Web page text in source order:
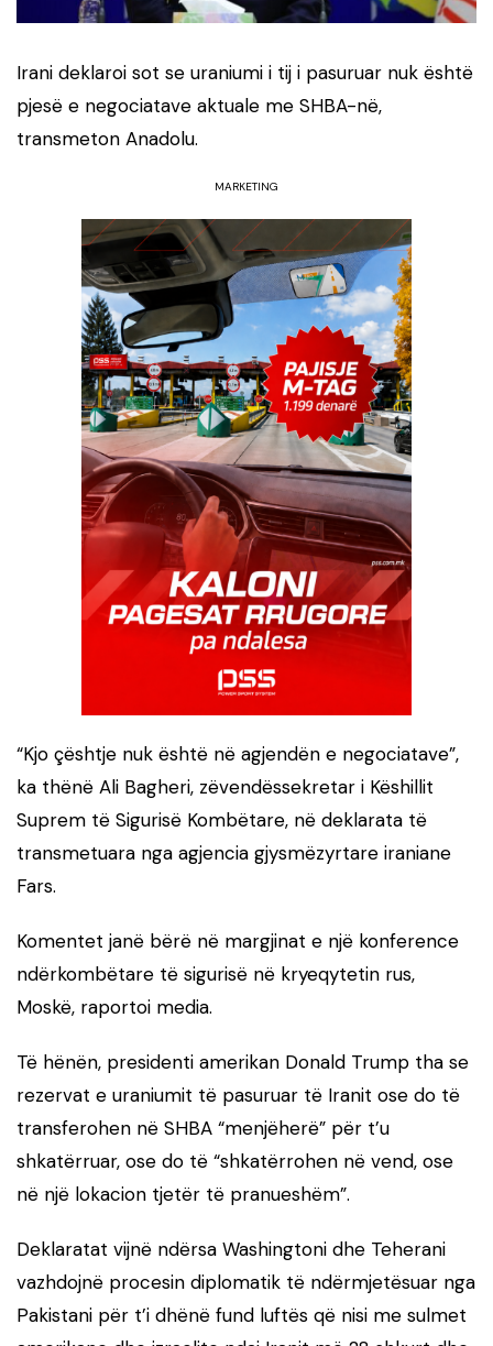
Irani deklaroi sot se uraniumi i tij i pasuruar nuk është
pjesë e negociatave aktuale me SHBA-në,
transmeton Anadolu.
MARKETING
“Kjo çështje nuk është në agjendën e negociatave”,
ka thënë Ali Bagheri, zëvendëssekretar i Këshillit
Suprem të Sigurisë Kombëtare, në deklarata të
transmetuara nga agjencia gjysmëzyrtare iraniane
Fars.
Komentet janë bërë në margjinat e një konference
ndërkombëtare të sigurisë në kryeqytetin rus,
Moskë, raportoi media.
Të hënën, presidenti amerikan Donald Trump tha se
rezervat e uraniumit të pasuruar të Iranit ose do të
transferohen në SHBA “menjëherë” për t’u
shkatërruar, ose do të “shkatërrohen në vend, ose
në një lokacion tjetër të pranueshëm”.
Deklaratat vijnë ndërsa Washingtoni dhe Teherani
vazhdojnë procesin diplomatik të ndërmjetësuar nga
Pakistani për t’i dhënë fund luftës që nisi me sulmet